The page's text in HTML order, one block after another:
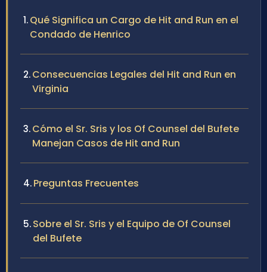
Qué Significa un Cargo de Hit and Run en el
Condado de Henrico
Consecuencias Legales del Hit and Run en
Virginia
Cómo el Sr. Sris y los Of Counsel del Bufete
Manejan Casos de Hit and Run
Preguntas Frecuentes
Sobre el Sr. Sris y el Equipo de Of Counsel
del Bufete